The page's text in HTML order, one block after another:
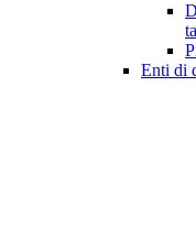
Enti di